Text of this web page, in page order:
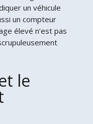
un véhicule
un compteur
élevé n’est pas
le